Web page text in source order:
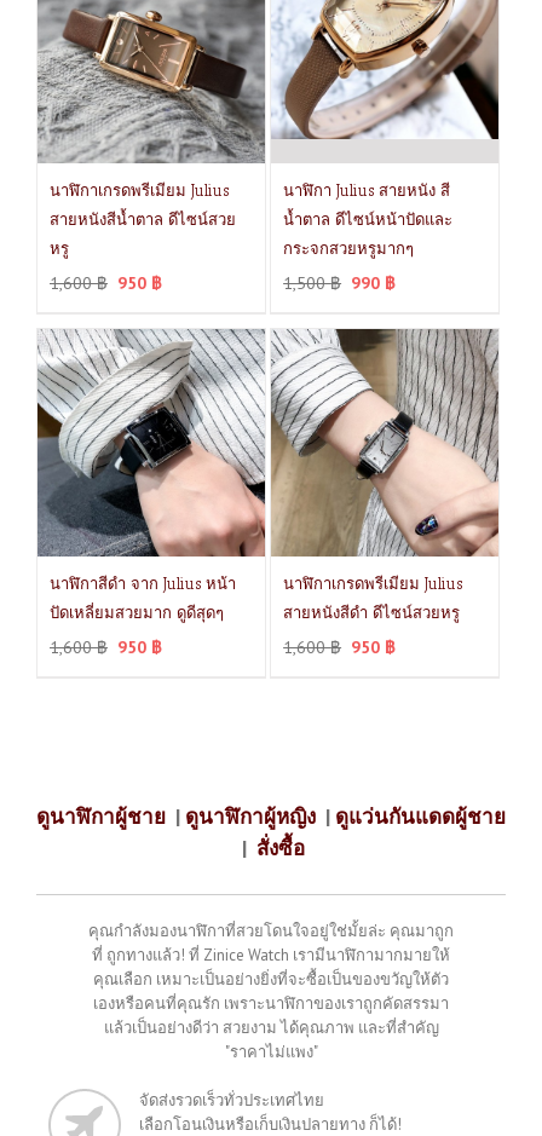
นาฬิกาเกรดพรีเมียม Julius
สายหนังสีน้ำตาล ดีไซน์สวย
หรู
1,600฿ 950 ฿
นาฬิกา Julius สายหนัง สี
น้ำตาล ดีไซน์หน้าปัดและ
กระจกสวยหรูมากๆ
1,500฿ 990 ฿
นาฬิกาสีดำ จาก Julius หน้า
ปัดเหลี่ยมสวยมาก ดูดีสุดๆ
1,600฿ 950 ฿
นาฬิกาเกรดพรีเมียม Julius
สายหนังสีดำ ดีไซน์สวยหรู
1,600฿ 950 ฿
ดูนาฬิกาผู้ชาย | ดูนาฬิกาผู้หญิง | ดูแว่นกันแดดผู้ชาย
| สั่งซื้อ
คุณกำลังมองนาฬิกาที่สวยโดนใจอยู่ใช่มั้ยล่ะ คุณมาถูก
ที่ ถูกทางแล้ว! ที่ Zinice Watch เรามีนาฬิกามากมายให้
คุณเลือก เหมาะเป็นอย่างยิ่งที่จะซื้อเป็นของขวัญให้ตัว
เองหรือคนที่คุณรัก เพราะนาฬิกาของเราถูกคัดสรรมา
แล้วเป็นอย่างดีว่า สวยงาม ได้คุณภาพ และที่สำคัญ
"ราคาไม่แพง"
จัดส่งรวดเร็วทั่วประเทศไทย
เลือกโอนเงินหรือเก็บเงินปลายทาง ก็ได้!